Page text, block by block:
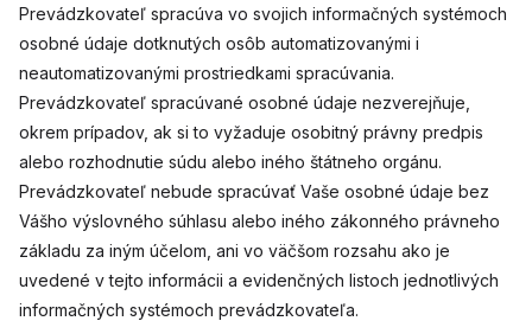
Prevádzkovateľ spracúva vo svojich informačných systémoch
osobné údaje dotknutých osôb automatizovanými i
neautomatizovanými prostriedkami spracúvania.
Prevádzkovateľ spracúvané osobné údaje nezverejňuje,
okrem prípadov, ak si to vyžaduje osobitný právny predpis
alebo rozhodnutie súdu alebo iného štátneho orgánu.
Prevádzkovateľ nebude spracúvať Vaše osobné údaje bez
Vášho výslovného súhlasu alebo iného zákonného právneho
základu za iným účelom, ani vo väčšom rozsahu ako je
uvedené v tejto informácii a evidenčných listoch jednotlivých
informačných systémoch prevádzkovateľa.